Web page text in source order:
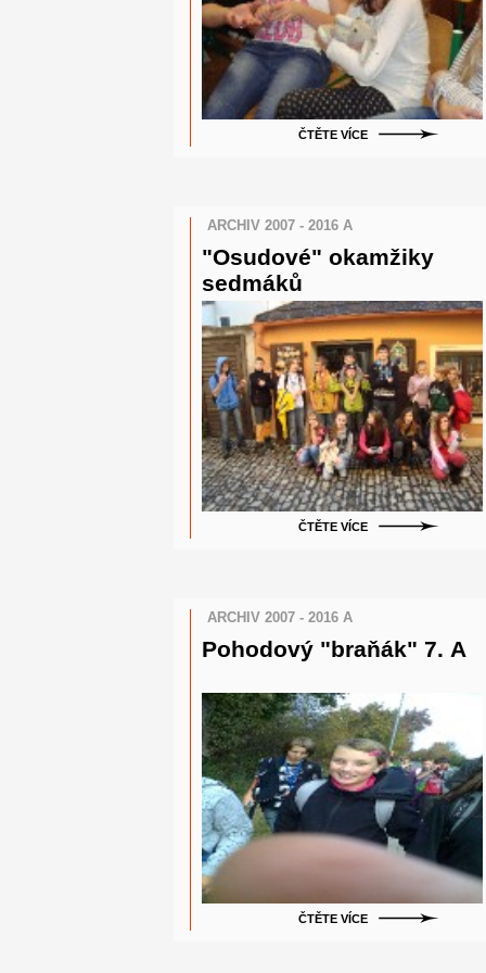
ČTĚTE VÍCE
ARCHIV 2007 - 2016 A
"Osudové" okamžiky
sedmáků
ČTĚTE VÍCE
ARCHIV 2007 - 2016 A
Pohodový "braňák" 7. A
ČTĚTE VÍCE